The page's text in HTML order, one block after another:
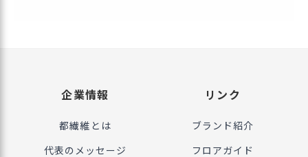
企業情報
都繊維とは
代表のメッセージ
リンク
ブランド紹介
フロアガイド